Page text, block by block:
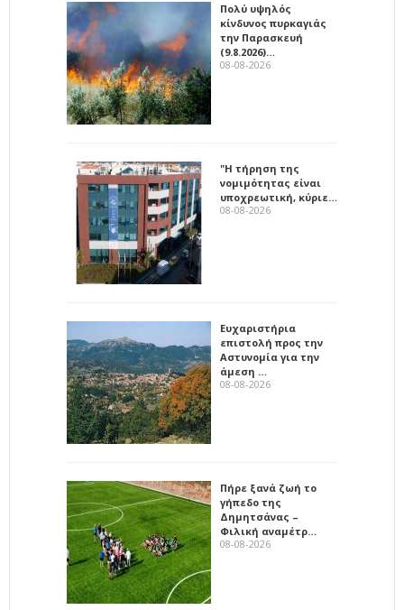
Πολύ υψηλός
κίνδυνος πυρκαγιάς
την Παρασκευή
(9.8.2026)…
08-08-2026
"Η τήρηση της
νομιμότητας είναι
υποχρεωτική, κύριε…
08-08-2026
Ευχαριστήρια
επιστολή προς την
Αστυνομία για την
άμεση …
08-08-2026
Πήρε ξανά ζωή το
γήπεδο της
Δημητσάνας –
Φιλική αναμέτρ…
08-08-2026